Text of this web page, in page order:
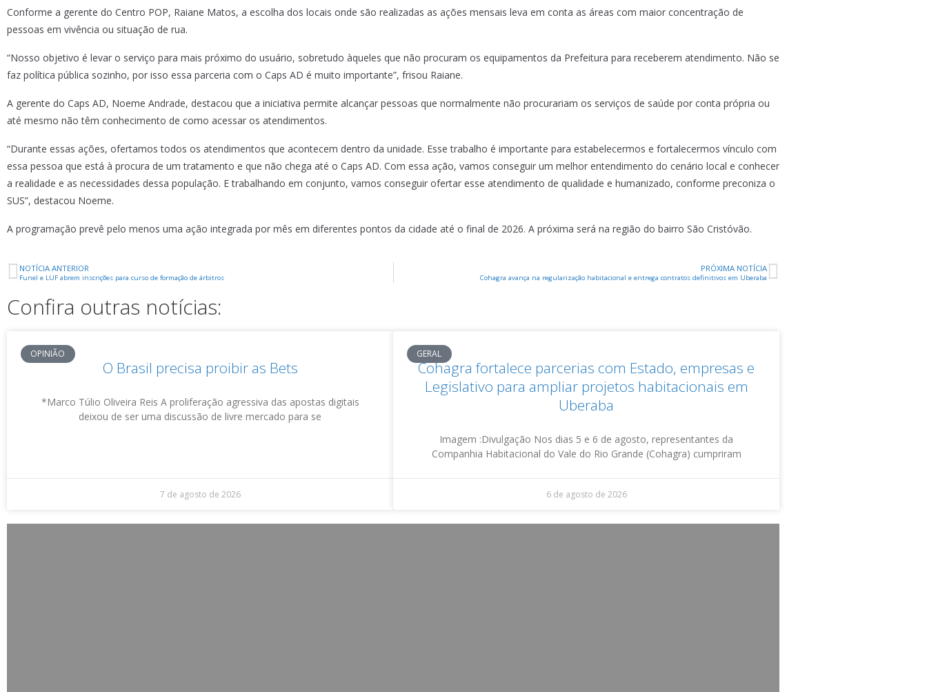
Conforme a gerente do Centro POP, Raiane Matos, a escolha dos locais onde são realizadas as ações mensais leva em conta as áreas com maior concentração de
pessoas em vivência ou situação de rua.
“Nosso objetivo é levar o serviço para mais próximo do usuário, sobretudo àqueles que não procuram os equipamentos da Prefeitura para receberem atendimento. Não se
faz política pública sozinho, por isso essa parceria com o Caps AD é muito importante”, frisou Raiane.
A gerente do Caps AD, Noeme Andrade, destacou que a iniciativa permite alcançar pessoas que normalmente não procurariam os serviços de saúde por conta própria ou
até mesmo não têm conhecimento de como acessar os atendimentos.
“Durante essas ações, ofertamos todos os atendimentos que acontecem dentro da unidade. Esse trabalho é importante para estabelecermos e fortalecermos vínculo com
essa pessoa que está à procura de um tratamento e que não chega até o Caps AD. Com essa ação, vamos conseguir um melhor entendimento do cenário local e conhecer
a realidade e as necessidades dessa população. E trabalhando em conjunto, vamos conseguir ofertar esse atendimento de qualidade e humanizado, conforme preconiza o
SUS”, destacou Noeme.
A programação prevê pelo menos uma ação integrada por mês em diferentes pontos da cidade até o final de 2026. A próxima será na região do bairro São Cristóvão.
NOTÍCIA ANTERIOR
Funel e LUF abrem inscrições para curso de formação de árbitros
PRÓXIMA NOTÍCIA
Cohagra avança na regularização habitacional e entrega contratos definitivos em Uberaba
Confira outras notícias:
OPINIÃO
O Brasil precisa proibir as Bets
*Marco Túlio Oliveira Reis A proliferação agressiva das apostas digitais
deixou de ser uma discussão de livre mercado para se
7 de agosto de 2026
GERAL
Cohagra fortalece parcerias com Estado, empresas e
Legislativo para ampliar projetos habitacionais em
Uberaba
Imagem :Divulgação Nos dias 5 e 6 de agosto, representantes da
Companhia Habitacional do Vale do Rio Grande (Cohagra) cumpriram
6 de agosto de 2026